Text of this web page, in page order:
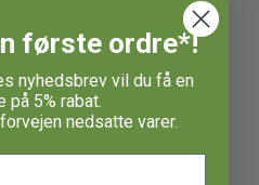
første ordre*!
nyhedsbrev vil du få en
på 5% rabat.
nedsatte varer.